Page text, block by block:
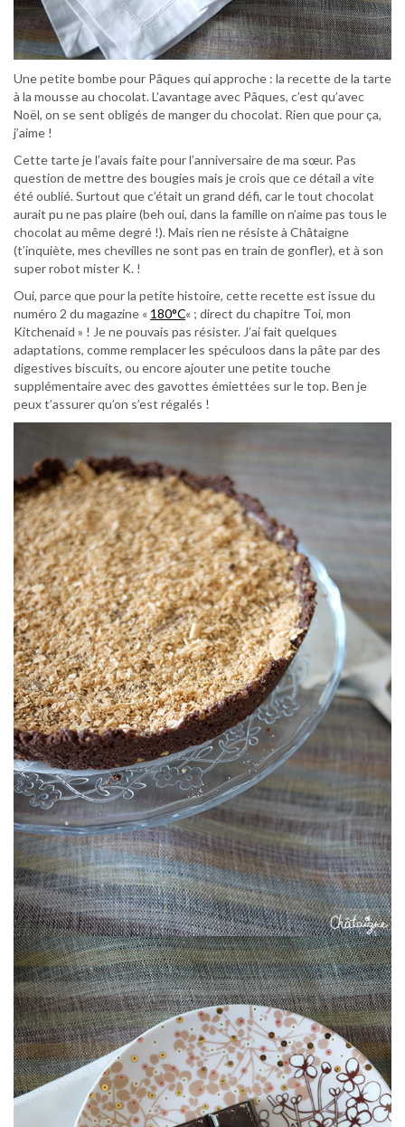
Une petite bombe pour Pâques qui approche : la recette de la tarte
à la mousse au chocolat. L’avantage avec Pâques, c’est qu’avec
Noël, on se sent obligés de manger du chocolat. Rien que pour ça,
j’aime !
Cette tarte je l’avais faite pour l’anniversaire de ma sœur. Pas
question de mettre des bougies mais je crois que ce détail a vite
été oublié. Surtout que c’était un grand défi, car le tout chocolat
aurait pu ne pas plaire (beh oui, dans la famille on n’aime pas tous le
chocolat au même degré !). Mais rien ne résiste à Châtaigne
(t’inquiète, mes chevilles ne sont pas en train de gonfler), et à son
super robot mister K. !
Oui, parce que pour la petite histoire, cette recette est issue du
numéro 2 du magazine « 180°C« ; direct du chapitre Toi, mon
Kitchenaid » ! Je ne pouvais pas résister. J’ai fait quelques
adaptations, comme remplacer les spéculoos dans la pâte par des
digestives biscuits, ou encore ajouter une petite touche
supplémentaire avec des gavottes émiettées sur le top. Ben je
peux t’assurer qu’on s’est régalés !